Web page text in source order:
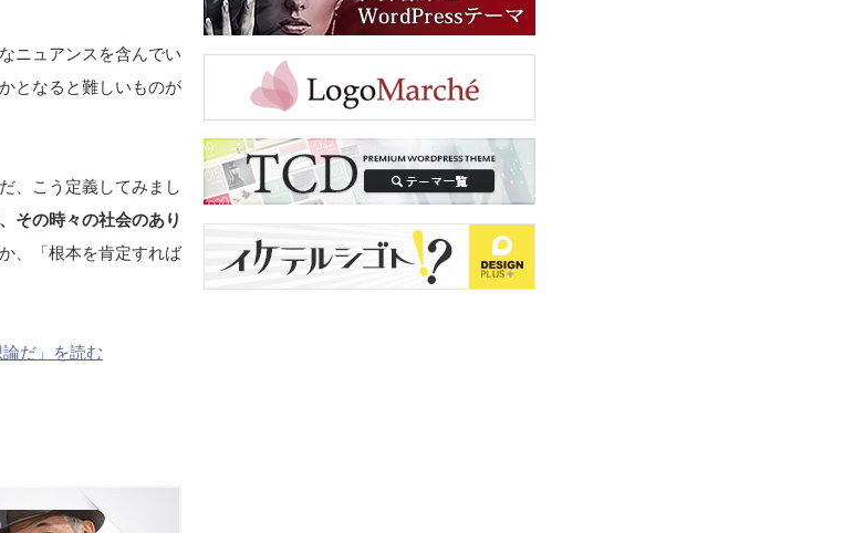
ニュアンスを含んでい
となると難しいものが
、こう定義してみまし
その時々の社会のあり
、「根本を肯定すれば
だ」を読む